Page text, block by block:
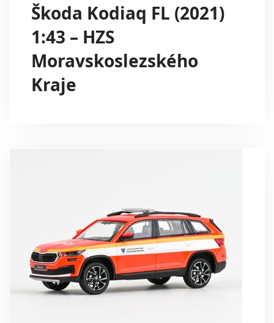
Škoda Kodiaq FL (2021)
1:43 – HZS
Moravskoslezského
Kraje